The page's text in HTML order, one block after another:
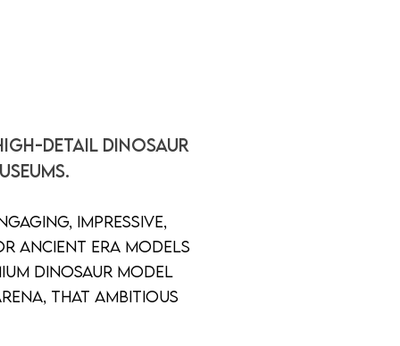
detail dinosaur
impressive,
ancient era models
dinosaur model
that ambitious